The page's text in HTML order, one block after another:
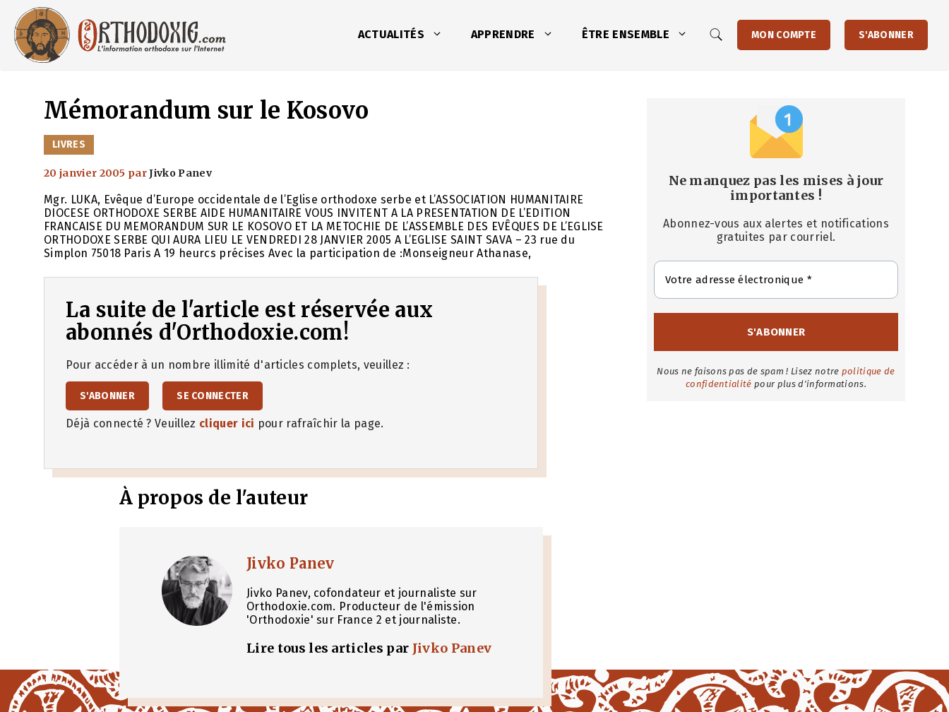
contenu
ACTUALITÉS APPRENDRE ÊTRE ENSEMBLE MON COMPTE S'ABONNER
Mémorandum sur le Kosovo
CATÉGORIES
LIVRES
20 janvier 2005 parJivko Panev
Mgr. LUKA, Evêque d’Europe occidentale de l’Eglise orthodoxe serbe et L’ASSOCIATION HUMANITAIRE
DIOCESE ORTHODOXE SERBE AIDE HUMANITAIRE VOUS INVITENT A LA PRESENTATION DE L’EDITION
FRANCAISE DU MEMORANDUM SUR LE KOSOVO ET LA METOCHIE DE L’ASSEMBLE DES EVÊQUES DE L’EGLISE
ORTHODOXE SERBE QUI AURA LIEU LE VENDREDI 28 JANVIER 2005 A L’EGLISE SAINT SAVA – 23 rue du
Simplon 75018 Paris A 19 heurcs précises Avec la participation de :Monseigneur Athanase,
La suite de l'article est réservée aux
abonnés d'Orthodoxie.com!
Pour accéder à un nombre illimité d'articles complets, veuillez :
S'ABONNER SE CONNECTER
Déjà connecté ? Veuillez cliquer ici pour rafraîchir la page.
À propos de l'auteur
Jivko Panev
Jivko Panev, cofondateur et journaliste sur
Orthodoxie.com. Producteur de l'émission
'Orthodoxie' sur France 2 et journaliste.
Lire tous les articles par Jivko Panev
Ne manquez pas les mises à jour
importantes !
Abonnez-vous aux alertes et notifications
gratuites par courriel.
Nous ne faisons pas de spam ! Lisez notre politique de
confidentialité pour plus d'informations.